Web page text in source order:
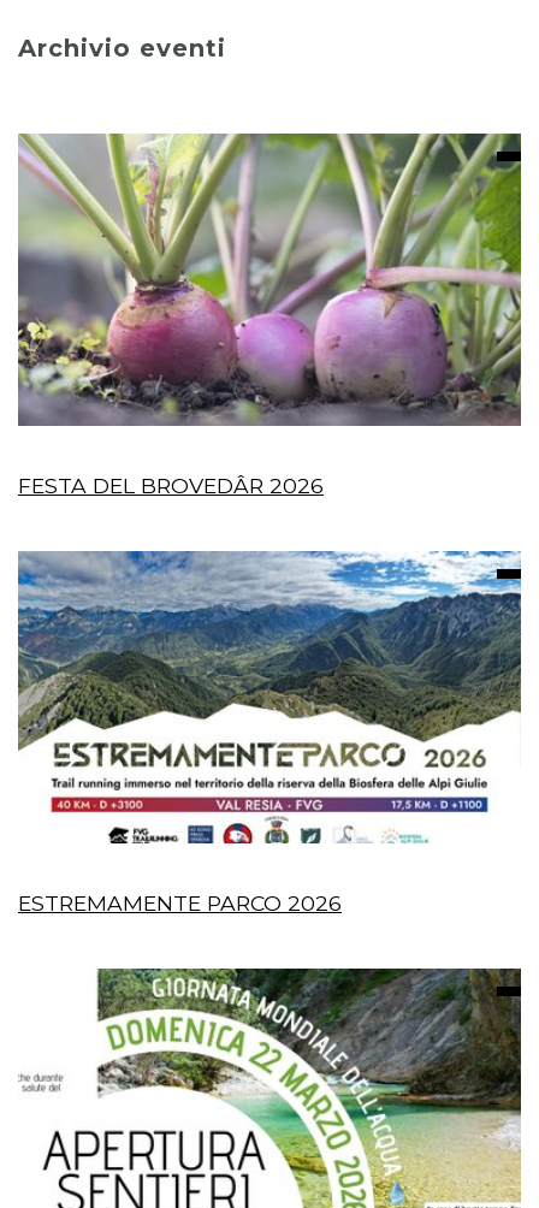
Archivio eventi
FESTA DEL BROVEDÂR 2026
ESTREMAMENTE PARCO 2026